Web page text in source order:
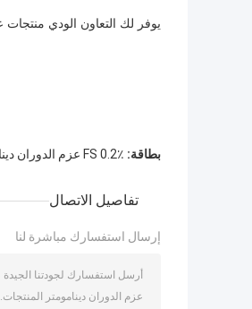
يوفر لك التعاون الودي منتجات
بطاقة: 0.2٪ FS عزم الدوران دينامومتر
تفاصيل الاتصال
إرسال استفسارك مباشرة لنا